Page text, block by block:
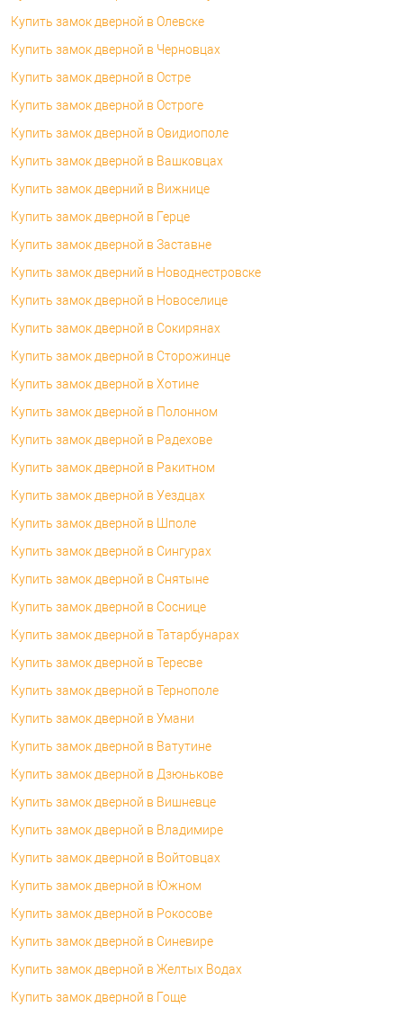
Купить замок дверной в Олевске
Купить замок дверной в Черновцах
Купить замок дверной в Остре
Купить замок дверной в Остроге
Купить замок дверной в Овидиополе
Купить замок дверной в Вашковцах
Купить замок дверний в Вижнице
Купить замок дверной в Герце
Купить замок дверной в Заставне
Купить замок дверний в Новоднестровске
Купить замок дверной в Новоселице
Купить замок дверной в Сокирянах
Купить замок дверной в Сторожинце
Купить замок дверной в Хотине
Купить замок дверной в Полонном
Купить замок дверной в Радехове
Купить замок дверной в Ракитном
Купить замок дверной в Уездцах
Купить замок дверной в Шполе
Купить замок дверной в Сингурах
Купить замок дверной в Снятыне
Купить замок дверной в Соснице
Купить замок дверной в Татарбунарах
Купить замок дверной в Тересве
Купить замок дверной в Тернополе
Купить замок дверной в Умани
Купить замок дверной в Ватутине
Купить замок дверной в Дзюнькове
Купить замок дверной в Вишневце
Купить замок дверной в Владимире
Купить замок дверной в Войтовцах
Купить замок дверной в Южном
Купить замок дверной в Рокосове
Купить замок дверной в Синевире
Купить замок дверной в Желтых Водах
Купить замок дверной в Гоще